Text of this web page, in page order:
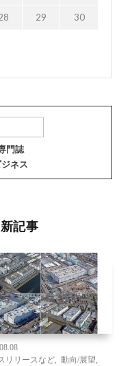
29 30
門誌
ネス
記事
リリースなど
動向/展望